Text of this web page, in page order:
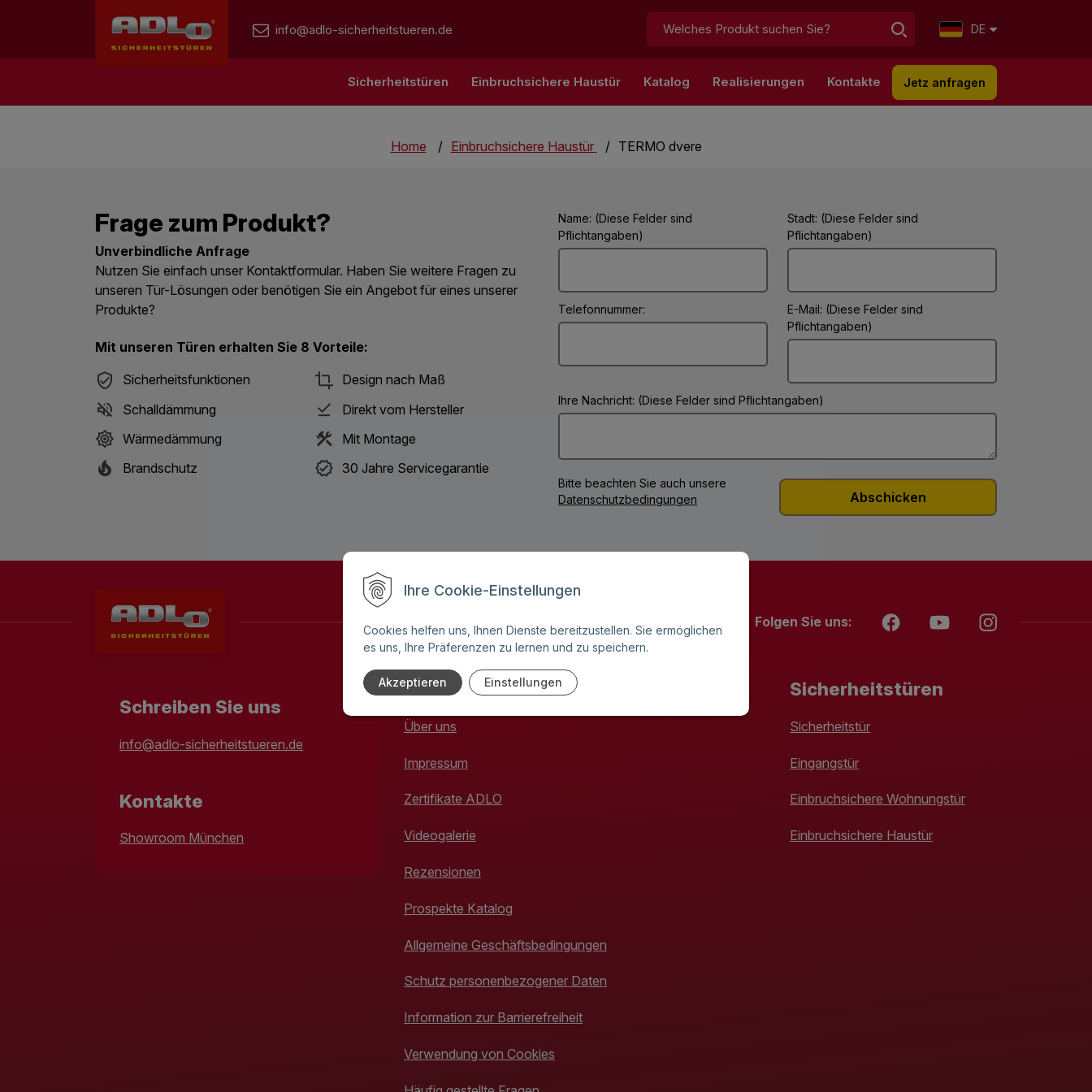
Ihre Cookie-Einstellungen
Cookies helfen uns, Ihnen Dienste bereitzustellen. Sie ermöglichen
es uns, Ihre Präferenzen zu lernen und zu speichern.
Akzeptieren Einstellungen
info@adlo-sicherheitstueren.de
Suchen: DE
Sicherheitstüren Einbruchsichere Haustür Katalog Realisierungen Kontakte Jetz anfragen
Home Einbruchsichere Haustür TERMO dvere
Frage zum Produkt?
Unverbindliche Anfrage
Nutzen Sie einfach unser Kontaktformular. Haben Sie weitere Fragen zu
unseren Tür-Lösungen oder benötigen Sie ein Angebot für eines unserer
Produkte?
Mit unseren Türen erhalten Sie 8 Vorteile:
Sicherheitsfunktionen
Design nach Maß
Schalldämmung
Direkt vom Hersteller
Wärmedämmung
Mit Montage
Brandschutz
30 Jahre Servicegarantie
Name: (Diese Felder sind
Pflichtangaben)
Stadt: (Diese Felder sind
Pflichtangaben)
Telefonnummer:
E-Mail: (Diese Felder sind
Pflichtangaben)
Ihre Nachricht: (Diese Felder sind Pflichtangaben)
Bitte beachten Sie auch unsere
Datenschutzbedingungen
Folgen Sie uns:
Schreiben Sie uns
info@adlo-sicherheitstueren.de
Kontakte
Showroom München
ADLO Geschäftsstellen
Über uns
Impressum
Zertifikate ADLO
Videogalerie
Rezensionen
Prospekte Katalog
Allgemeine Geschäftsbedingungen
Schutz personenbezogener Daten
Information zur Barrierefreiheit
Verwendung von Cookies
Sicherheitstüren
Sicherheitstür
Eingangstür
Einbruchsichere Wohnungstür
Einbruchsichere Haustür